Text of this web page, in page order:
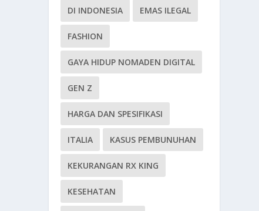
DI INDONESIA EMAS ILEGAL
FASHION
GAYA HIDUP NOMADEN DIGITAL
GEN Z
HARGA DAN SPESIFIKASI
ITALIA KASUS PEMBUNUHAN
KEKURANGAN RX KING
KESEHATAN